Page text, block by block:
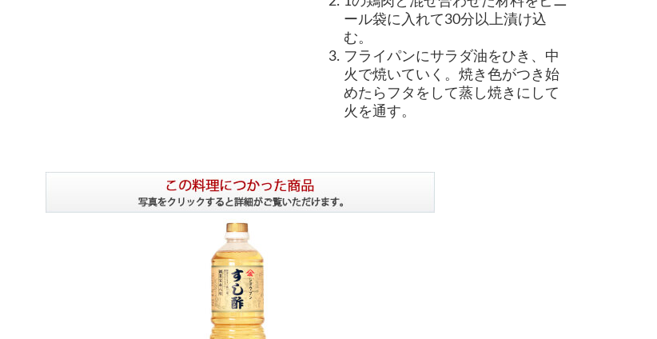
ール袋に入れて30分以上漬け込
む。
フライパンにサラダ油をひき、中
火で焼いていく。焼き色がつき始
めたらフタをして蒸し焼きにして
火を通す。